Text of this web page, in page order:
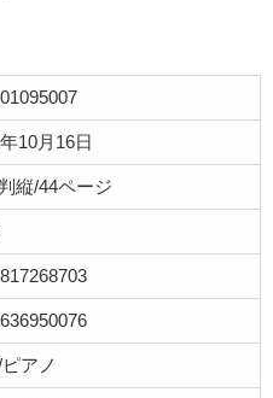
10月16日
縦/44ページ
アノ